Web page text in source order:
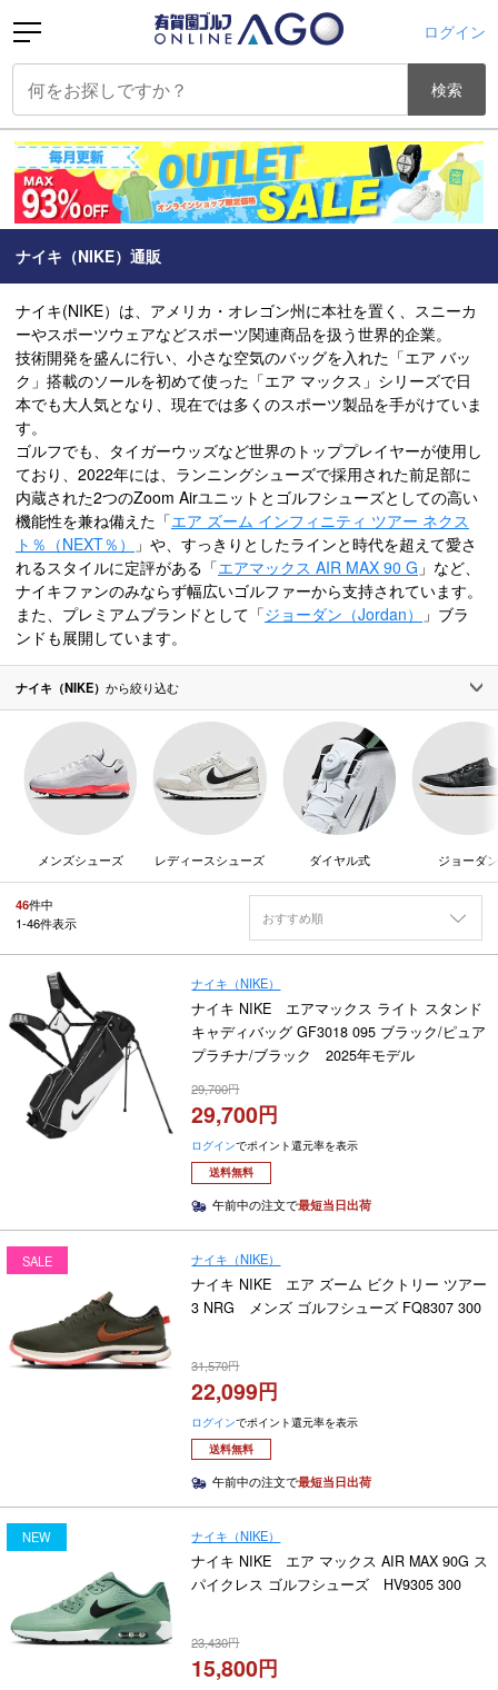
ログイン
検索
ナイキ（NIKE）通販
ナイキ(NIKE）は、アメリカ・オレゴン州に本社を置く、スニーカ
ーやスポーツウェアなどスポーツ関連商品を扱う世界的企業。
技術開発を盛んに行い、小さな空気のバッグを入れた「エア バッ
ク」搭載のソールを初めて使った「エア マックス」シリーズで日
本でも大人気となり、現在では多くのスポーツ製品を手がけていま
す。
ゴルフでも、タイガーウッズなど世界のトッププレイヤーが使用し
ており、2022年には、ランニングシューズで採用された前足部に
内蔵された2つのZoom Airユニットとゴルフシューズとしての高い
機能性を兼ね備えた「エア ズーム インフィニティ ツアー ネクス
ト％（NEXT％）
」や、すっきりとしたラインと時代を超えて愛さ
れるスタイルに定評がある「エアマックス AIR MAX 90 G 」など、
ナイキファンのみならず幅広いゴルファーから支持されています。
また、プレミアムブランドとして「ジョーダン（Jordan）
」ブラ
ンドも展開しています。
ナイキ（NIKE） から絞り込む
メンズシューズ レディースシューズ ダイヤル式 ジョーダ
46件中
1-46件表示 おすすめ順
ナイキ（NIKE）
ナイキ NIKE エアマックス ライト スタンド
キャディバッグ GF3018 095 ブラック/ピュア
プラチナ/ブラック 2025年モデル
29,700
29,700
ログインでポイント還元率を表示
送料無料
午前中の注文で最短当日出荷
SALE ナイキ（NIKE）
ナイキ NIKE エア ズーム ビクトリー ツアー
3 NRG メンズ ゴルフシューズ FQ8307 300
31,570
22,099
ログインでポイント還元率を表示
送料無料
午前中の注文で最短当日出荷
NEW ナイキ（NIKE）
ナイキ NIKE エア マックス AIR MAX 90G ス
パイクレス ゴルフシューズ HV9305 300
23,430
15,800